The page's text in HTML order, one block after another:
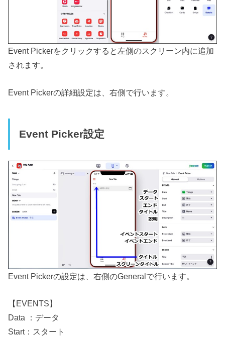
Event Pickerをクリックすると左側のスクリーン内に追加
されます。
Event Pickerの詳細設定は、右側で行います。
Event Picker設定
Event Pickerの設定は、右側のGeneralで行います。
【EVENTS】
Data ：データ
Start：スタート